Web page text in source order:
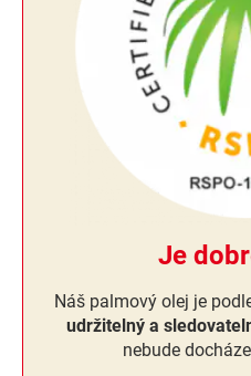
Je
Náš palmový olej je
udržitelný a
nebude